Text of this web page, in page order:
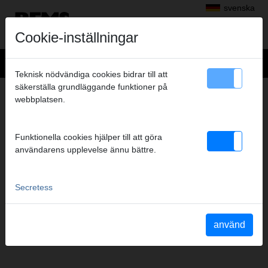
svenska
SERVICE
Cookie-inställningar
Teknisk nödvändiga cookies bidrar till att
säkerställa grundläggande funktioner på
webbplatsen.
Funktionella cookies hjälper till att göra
användarens upplevelse ännu bättre.
Secretess
använd